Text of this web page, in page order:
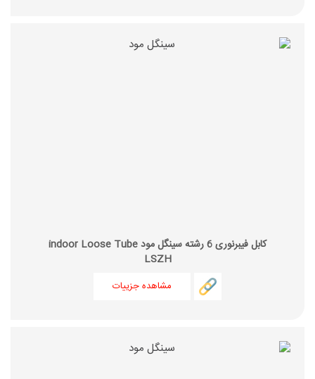
کابل فیبرنوری 6 رشته سینگل مود indoor Loose Tube
LSZH
مشاهده جزییات